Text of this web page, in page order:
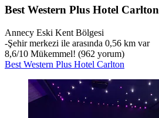
Best Western Plus Hotel Carlton
Annecy Eski Kent Bölgesi
‐Şehir merkezi ile arasında 0,56 km var
8,6/10 Mükemmel! (962 yorum)
Best Western Plus Hotel Carlton